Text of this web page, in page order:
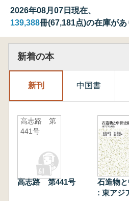
2026年08月07日現在、
139,388冊(67,181点)の在庫があ
新着の本
新刊 中国書
高志路 第
441号
高志路 第441号
石造物
: 東アジ